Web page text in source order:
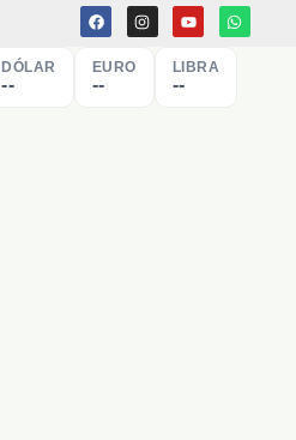
DÓLAR
--
EURO
--
LIBRA
--